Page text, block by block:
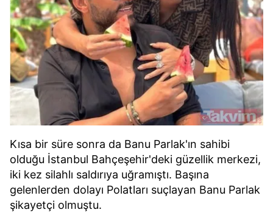
Kısa bir süre sonra da Banu Parlak'ın sahibi
olduğu İstanbul Bahçeşehir'deki güzellik merkezi,
iki kez silahlı saldırıya uğramıştı. Başına
gelenlerden dolayı Polatları suçlayan Banu Parlak
şikayetçi olmuştu.